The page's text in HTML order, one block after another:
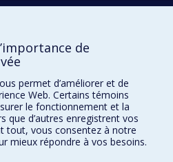
de l'Université de Montréal détient
membre de l'AAVMC.
de
permet d’améliorer et de
Web. Certains témoins
le fonctionnement et la
que d’autres enregistrent vos
tout, vous consentez à notre
mieux répondre à vos besoins.